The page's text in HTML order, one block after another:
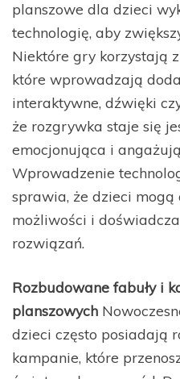
planszowe dla dzieci
technologię, aby
Niektóre gry korzystają
które wprowadzają
interaktywne, dźwięki
że rozgrywka staje się
emocjonująca i
Wprowadzenie
sprawia, że dzieci mogą
możliwości i
rozwiązań.
Rozbudowane fabuły i
planszowych
dzieci często posiadają
kampanie, które